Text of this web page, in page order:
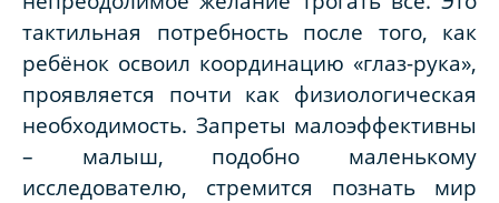
тактильная потребность после того, как
ребёнок освоил координацию «глаз-рука»,
проявляется почти как физиологическая
необходимость. Запреты малоэффективны
– малыш, подобно маленькому
исследователю, стремится познать мир